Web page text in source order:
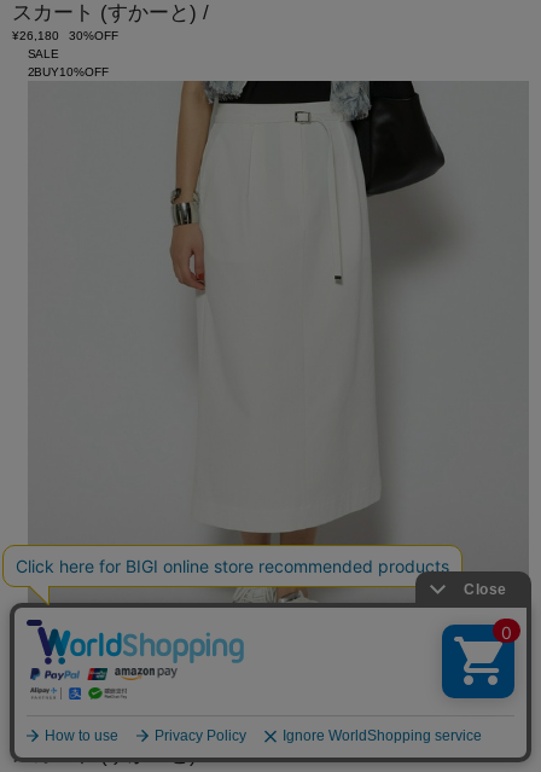
スカート (すかーと) /
¥26,180
30%OFF
SALE
2BUY10%OFF
L'EQUIPE
スカート(すかーと) /